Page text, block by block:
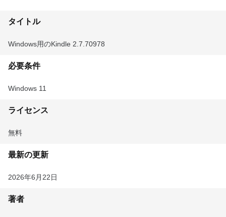
タイトル
Windows用のKindle 2.7.70978
必要条件
Windows 11
ライセンス
無料
最新の更新
2026年6月22日
著者